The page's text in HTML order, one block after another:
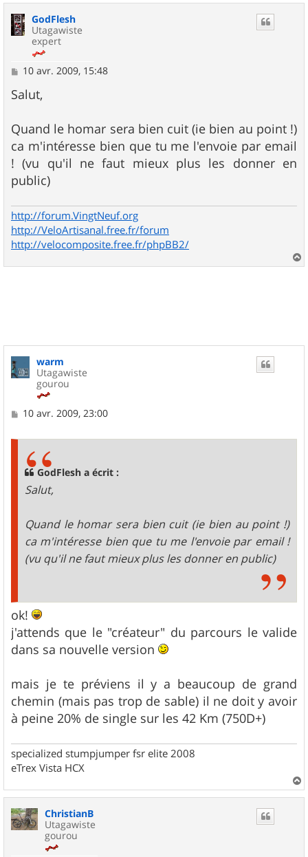
GodFlesh
Utagawiste
expert
M
s
s
g
e
10 avr. 2009, 15:48
Salut,
Quand le homar sera bien cuit (ie bien au point !)
ca m'intéresse bien que tu me l'envoie par email
! (vu qu'il ne faut mieux plus les donner en
public)
http://forum.VingtNeuf.org
http://VeloArtisanal.free.fr/forum
http://velocomposite.free.fr/phpBB2/
a
warm
Utagawiste
gourou
M10 avr. 2009, 23:00
GodFlesh a écrit :
Salut,
Quand le homar sera bien cuit (ie bien au point !)
ca m'intéresse bien que tu me l'envoie par email !
(vu qu'il ne faut mieux plus les donner en public)
ok!
j'attends que le "créateur" du parcours le valide
dans sa nouvelle version
mais je te préviens il y a beaucoup de grand
chemin (mais pas trop de sable) il ne doit y avoir
à peine 20% de single sur les 42 Km (750D+)
specialized stumpjumper fsr elite 2008
eTrex Vista HCX
a
ChristianB
Utagawiste
gourou